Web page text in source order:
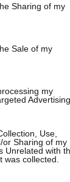
behaviour.
and its
purposes
Sharing of my
Sale of my
my
Advertising.
Use,
or Sharing of my
Unrelated with
was collected.
γίνει το
έτσι, ειδικά
Ευρώπη;
ως Ελλάδα.
ότι είχαμε
τις πολλές